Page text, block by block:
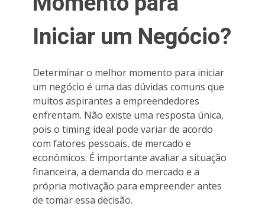
Iniciar um Negócio?
Determinar o melhor momento para iniciar
um negócio é uma das dúvidas comuns que
muitos aspirantes a empreendedores
enfrentam. Não existe uma resposta única,
pois o timing ideal pode variar de acordo
com fatores pessoais, de mercado e
econômicos. É importante avaliar a situação
financeira, a demanda do mercado e a
própria motivação para empreender antes
de tomar essa decisão.